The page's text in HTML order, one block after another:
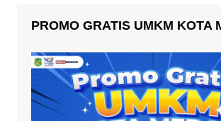
PROMO GRATIS UMKM KOTA